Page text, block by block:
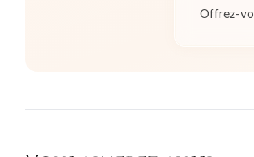
Offrez-